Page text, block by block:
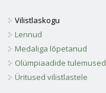
Vilistlaskogu
Lennud
Medaliga lõpetanud
Olümpiaadide tulemused
Üritused vilistlastele